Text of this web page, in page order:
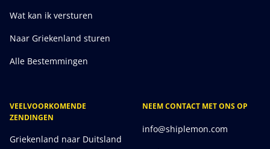
Wat kan ik versturen
Naar Griekenland sturen
Alle Bestemmingen
VEELVOORKOMENDE
ZENDINGEN
Griekenland naar Duitsland
NEEM CONTACT MET ONS OP
info@shiplemon.com